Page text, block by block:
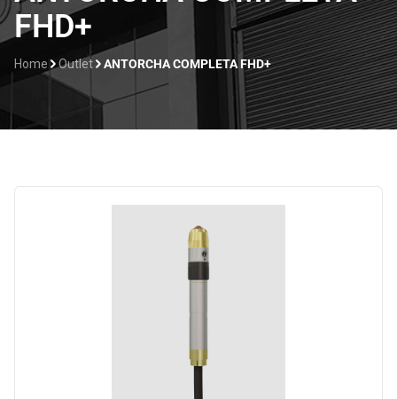
Sobre nosotros
Líneas
Contacto
Blog
FHD+
Home Outlet ANTORCHA COMPLETA FHD+